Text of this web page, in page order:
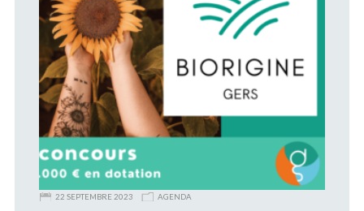
22 SEPTEMBRE 2023 AGENDA